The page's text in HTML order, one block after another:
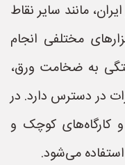
مانند سایر نقاط
مختلفی انجام
به ضخامت ورق،
در دسترس دارد. در
کارگاه‌های کوچک و
می‌شود.